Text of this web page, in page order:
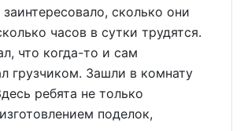
сколько они
часов в сутки трудятся.
что когда-то и сам
грузчиком. Зашли в комнату
ребята не только
поделок,